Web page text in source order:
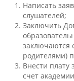
Условия
Закупки
Написать
слушателей;
Заключить
заключаются
родителями)
Внести плату
счет